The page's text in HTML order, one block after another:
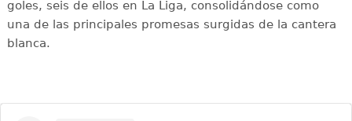
goles, seis de ellos en La Liga, consolidándose como
una de las principales promesas surgidas de la cantera
blanca.